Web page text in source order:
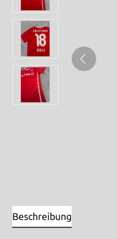
Beschreibung